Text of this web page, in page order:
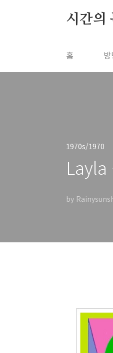
시간의
홈
1970s/1970
by